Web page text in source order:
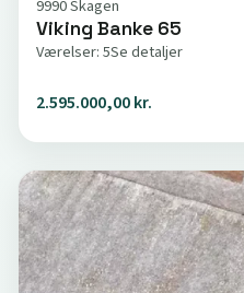
9990 Skagen
Viking Banke 65
Værelser: 5Se detaljer
2.595.000,00 kr.